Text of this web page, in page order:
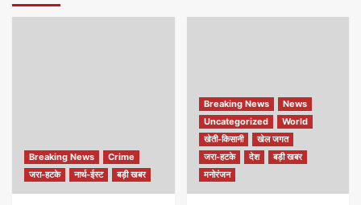
Breaking News
Crime
जरा-हटके
नार्थ-ईस्ट बड़ी खबर
Breaking News
News
Uncategorized
World
खेती-किसानी
खेल जगत
जरा-हटके
देश
बड़ी खबर
मनोरंजन